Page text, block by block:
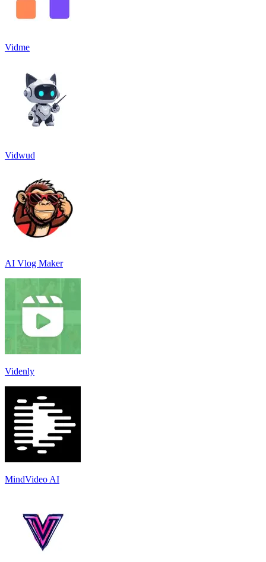
Vidme
Vidwud
AI Vlog Maker
Videnly
MindVideo AI